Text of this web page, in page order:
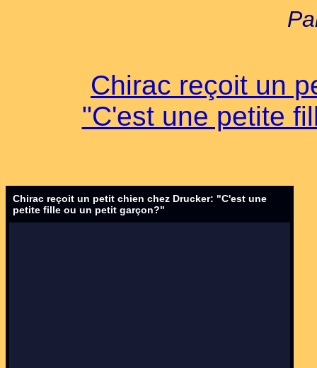
Chirac reçoit un
"C'est une petite
Chirac reçoit un petit chien chez Drucker: "C'est une
petite fille ou un petit garçon?"